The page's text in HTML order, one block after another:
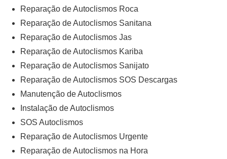
Reparação de Autoclismos Roca
Reparação de Autoclismos Sanitana
Reparação de Autoclismos Jas
Reparação de Autoclismos Kariba
Reparação de Autoclismos Sanijato
Reparação de Autoclismos SOS Descargas
Manutenção de Autoclismos
Instalação de Autoclismos
SOS Autoclismos
Reparação de Autoclismos Urgente
Reparação de Autoclismos na Hora